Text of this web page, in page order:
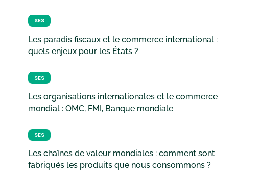
SES
Les paradis fiscaux et le commerce international :
quels enjeux pour les États ?
SES
Les organisations internationales et le commerce
mondial : OMC, FMI, Banque mondiale
SES
Les chaînes de valeur mondiales : comment sont
fabriqués les produits que nous consommons ?